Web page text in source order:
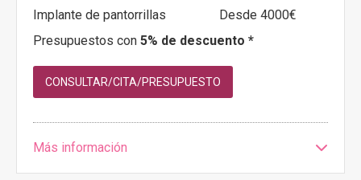
Implante de pantorrillas
Desde 4000€
Presupuestos con 5% de descuento *
CONSULTAR/CITA/PRESUPUESTO
Más información